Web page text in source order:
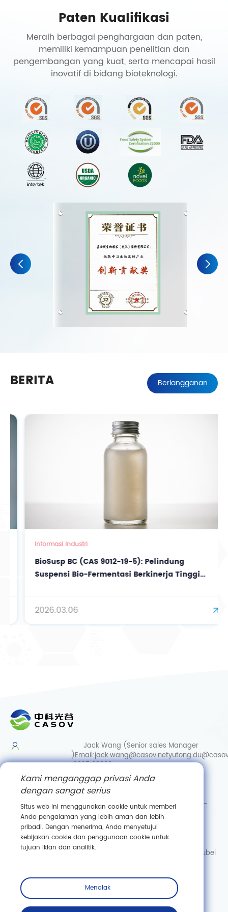
Paten Kualifikasi
Meraih berbagai penghargaan dan paten,
memiliki kemampuan penelitian dan
pengembangan yang kuat, serta mencapai hasil
inovatif di bidang bioteknologi.
BERITA Berlangganan
Informasi Industri
BioSusp BC (CAS 9012-19-5): Pelindung
Suspensi Bio-Fermentasi Berkinerja Tinggi
2026.03.06
Jack Wang (Senior sales Manager
)Email:jack.wang@casov.net
13035103869
Services & Suggestions
Email:info@casovbio.net
Direct/Wechat:
0086-
15307143249
Wuhan Synthetic Biology Innovation Hub
No. 89, Gaokeyuan 3rd Road,
Donghu New Technology Development Zone, Wuhan, Hubei
Berlangganan
Kami menganggap privasi Anda
dengan sangat serius
Situs web ini menggunakan cookie untuk memberi
Anda pengalaman yang lebih aman dan lebih
pribadi. Dengan menerima, Anda menyetujui
kebijakan cookie dan penggunaan cookie untuk
tujuan iklan dan analitik.
Menolak